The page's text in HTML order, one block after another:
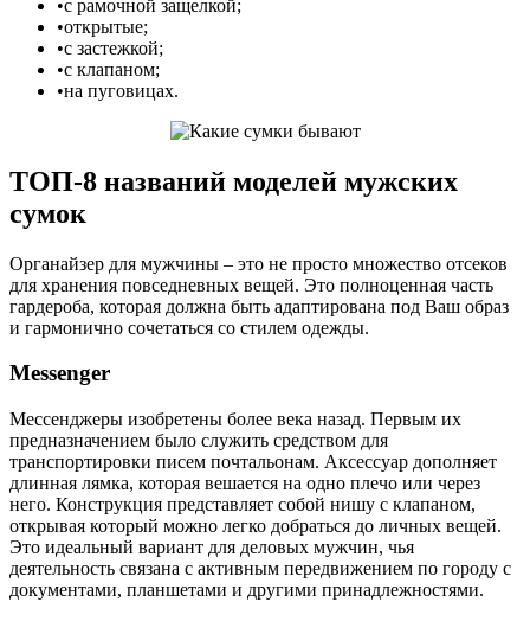
•с рамочной защелкой;
•открытые;
•с застежкой;
•с клапаном;
•на пуговицах.
ТОП-8 названий моделей мужских
сумок
Органайзер для мужчины – это не просто множество отсеков
для хранения повседневных вещей. Это полноценная часть
гардероба, которая должна быть адаптирована под Ваш образ
и гармонично сочетаться со стилем одежды.
Messenger
Мессенджеры изобретены более века назад. Первым их
предназначением было служить средством для
транспортировки писем почтальонам. Аксессуар дополняет
длинная лямка, которая вешается на одно плечо или через
него. Конструкция представляет собой нишу с клапаном,
открывая который можно легко добраться до личных вещей.
Это идеальный вариант для деловых мужчин, чья
деятельность связана с активным передвижением по городу с
документами, планшетами и другими принадлежностями.